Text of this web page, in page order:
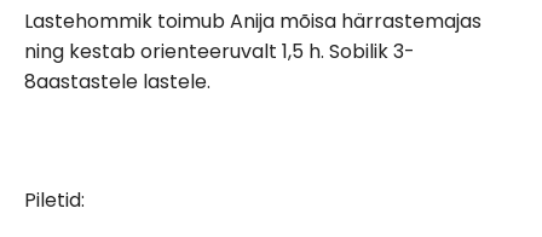
Lastehommik toimub Anija mõisa härrastemajas
ning kestab orienteeruvalt 1,5 h. Sobilik 3-
8aastastele lastele.
Piletid: